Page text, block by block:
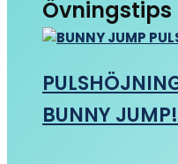
Övningstips
BUNNY JUMP!